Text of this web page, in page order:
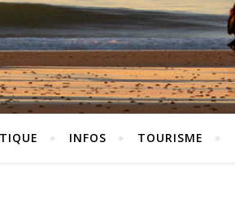
INFOS TOURISME